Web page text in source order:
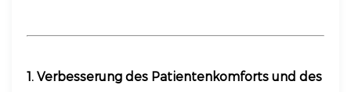
1. Verbesserung des Patientenkomforts und des